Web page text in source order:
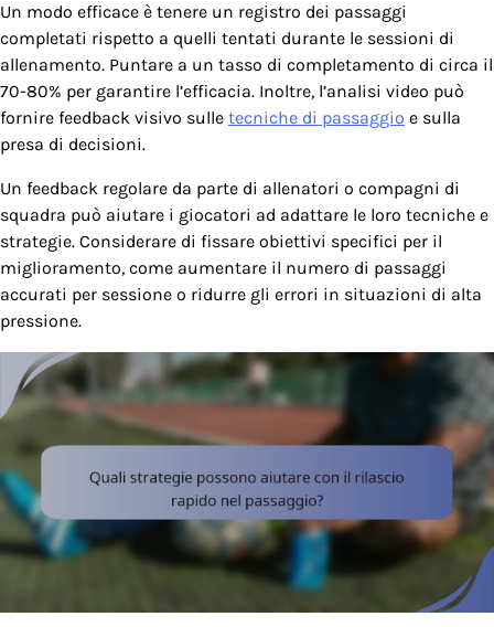
Un modo efficace è tenere un registro dei passaggi
completati rispetto a quelli tentati durante le sessioni di
allenamento. Puntare a un tasso di completamento di circa il
70-80% per garantire l’efficacia. Inoltre, l’analisi video può
fornire feedback visivo sulle tecniche di passaggio e sulla
presa di decisioni.
Un feedback regolare da parte di allenatori o compagni di
squadra può aiutare i giocatori ad adattare le loro tecniche e
strategie. Considerare di fissare obiettivi specifici per il
miglioramento, come aumentare il numero di passaggi
accurati per sessione o ridurre gli errori in situazioni di alta
pressione.